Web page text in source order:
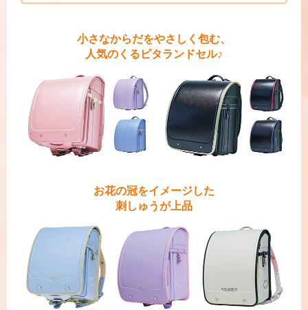
小さなからだをやさしく包む、
人気のくるピタランドセル♪
お花の冠をイメージした
刺しゅうが上品